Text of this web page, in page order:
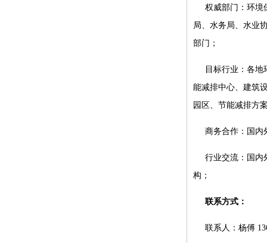
权威部门：环境
局、水务局、水业
部门；
目标行业：各
能减排中心、建筑
园区、节能减排方
商务合作：国内
行业交流：国内
构；
联系方式：
联系人：杨傅